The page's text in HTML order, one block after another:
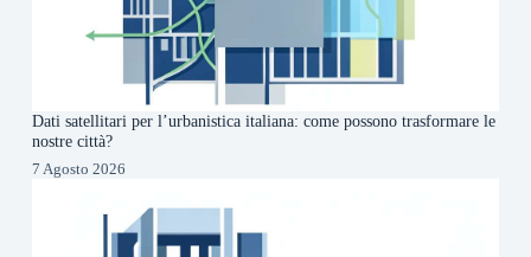
Dati satellitari per l’urbanistica italiana: come possono trasformare le
nostre città?
7 Agosto 2026